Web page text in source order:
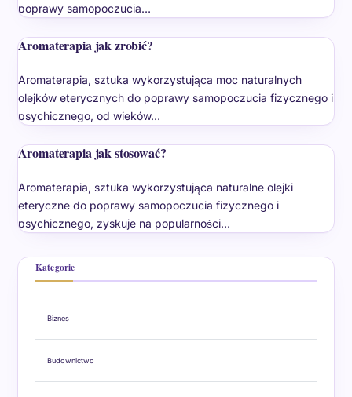
poprawy samopoczucia…
Aromaterapia jak zrobić?
Aromaterapia, sztuka wykorzystująca moc naturalnych
olejków eterycznych do poprawy samopoczucia fizycznego i
psychicznego, od wieków…
Aromaterapia jak stosować?
Aromaterapia, sztuka wykorzystująca naturalne olejki
eteryczne do poprawy samopoczucia fizycznego i
psychicznego, zyskuje na popularności…
Kategorie
Biznes
Budownictwo